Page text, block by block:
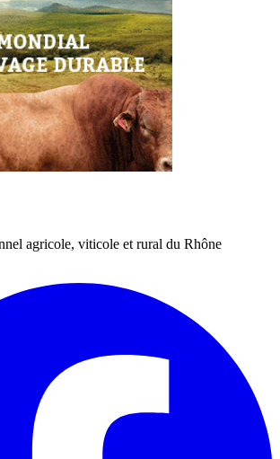
agricole, viticole et rural du Rhône